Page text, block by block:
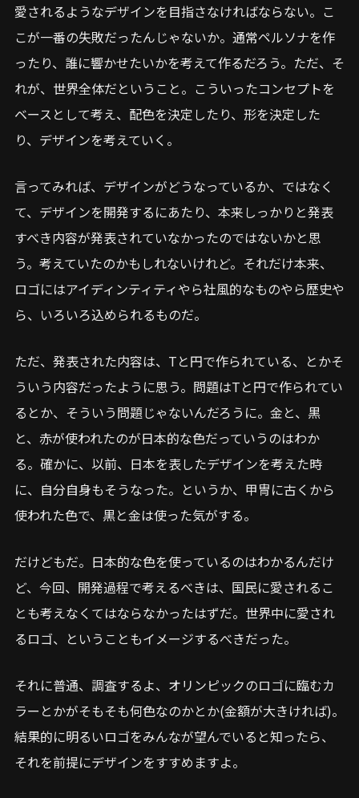
愛されるようなデザインを目指さなければならない。こ
こが一番の失敗だったんじゃないか。通常ペルソナを作
ったり、誰に響かせたいかを考えて作るだろう。ただ、そ
れが、世界全体だということ。こういったコンセプトを
ベースとして考え、配色を決定したり、形を決定した
り、デザインを考えていく。
言ってみれば、デザインがどうなっているか、ではなく
て、デザインを開発するにあたり、本来しっかりと発表
すべき内容が発表されていなかったのではないかと思
う。考えていたのかもしれないけれど。それだけ本来、
ロゴにはアイディンティティやら社風的なものやら歴史や
ら、いろいろ込められるものだ。
ただ、発表された内容は、Tと円で作られている、とかそ
ういう内容だったように思う。問題はTと円で作られてい
るとか、そういう問題じゃないんだろうに。金と、黒
と、赤が使われたのが日本的な色だっていうのはわか
る。確かに、以前、日本を表したデザインを考えた時
に、自分自身もそうなった。というか、甲冑に古くから
使われた色で、黒と金は使った気がする。
だけどもだ。日本的な色を使っているのはわかるんだけ
ど、今回、開発過程で考えるべきは、国民に愛されるこ
とも考えなくてはならなかったはずだ。世界中に愛され
るロゴ、ということもイメージするべきだった。
それに普通、調査するよ、オリンピックのロゴに臨むカ
ラーとかがそもそも何色なのかとか(金額が大きければ)。
結果的に明るいロゴをみんなが望んでいると知ったら、
それを前提にデザインをすすめますよ。